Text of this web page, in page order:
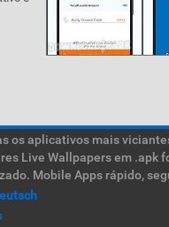
aplicativos mais
Live Wallpapers em .apk
Mobile Apps rápido,